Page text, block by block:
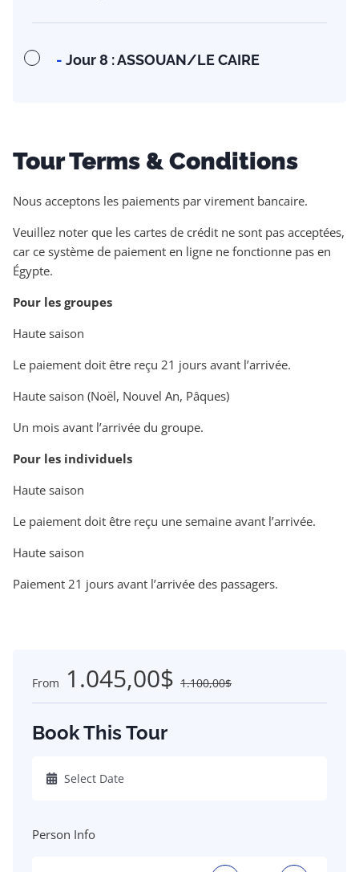
- Jour 8 : ASSOUAN/LE CAIRE
Tour Terms & Conditions
Nous acceptons les paiements par virement bancaire.
Veuillez noter que les cartes de crédit ne sont pas acceptées,
car ce système de paiement en ligne ne fonctionne pas en
Égypte.
Pour les groupes
Haute saison
Le paiement doit être reçu 21 jours avant l’arrivée.
Haute saison (Noël, Nouvel An, Pâques)
Un mois avant l’arrivée du groupe.
Pour les individuels
Haute saison
Le paiement doit être reçu une semaine avant l’arrivée.
Haute saison
Paiement 21 jours avant l’arrivée des passagers.
From 1.045,00$ 1.100,00$
Book This Tour
Person Info